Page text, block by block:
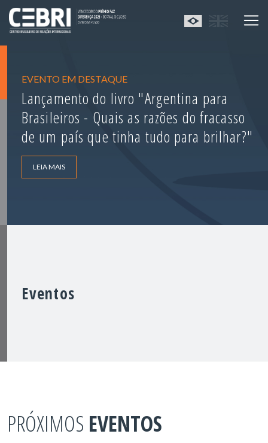
EVENTO EM DESTAQUE
Lançamento do livro "Argentina para
Brasileiros - Quais as razões do fracasso
de um país que tinha tudo para brilhar?"
LEIA MAIS
Eventos
PRÓXIMOS EVENTOS